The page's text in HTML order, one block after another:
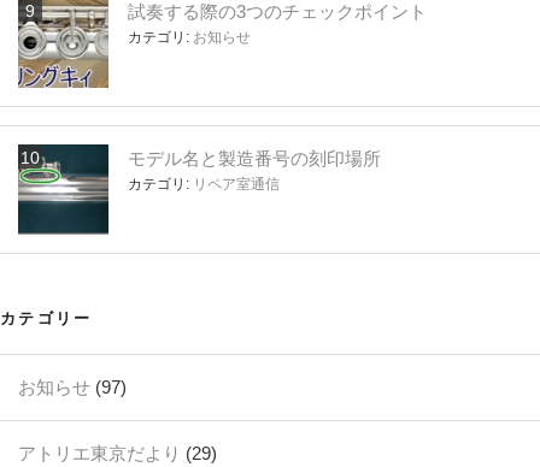
試奏する際の3つのチェックポイント
カテゴリ: お知らせ
モデル名と製造番号の刻印場所
カテゴリ: リペア室通信
カテゴリー
お知らせ (97)
アトリエ東京だより (29)